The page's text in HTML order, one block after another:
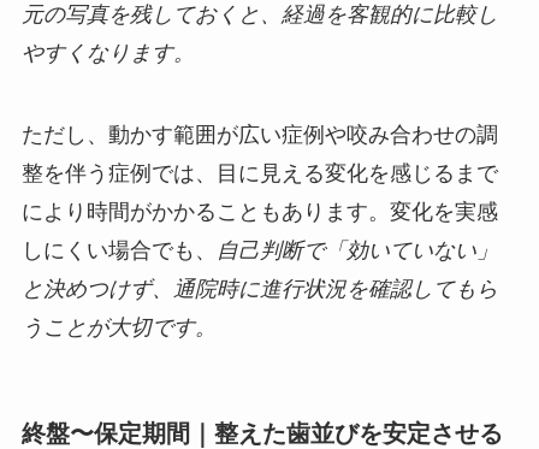
元の写真を残しておくと、経過を客観的に比較し
やすくなります。
ただし、動かす範囲が広い症例や咬み合わせの調
整を伴う症例では、目に見える変化を感じるまで
により時間がかかることもあります。変化を実感
しにくい場合でも、
自己判断で「効いていない」
と決めつけず、通院時に進行状況を確認してもら
うことが大切です。
終盤〜保定期間｜整えた歯並びを安定させる